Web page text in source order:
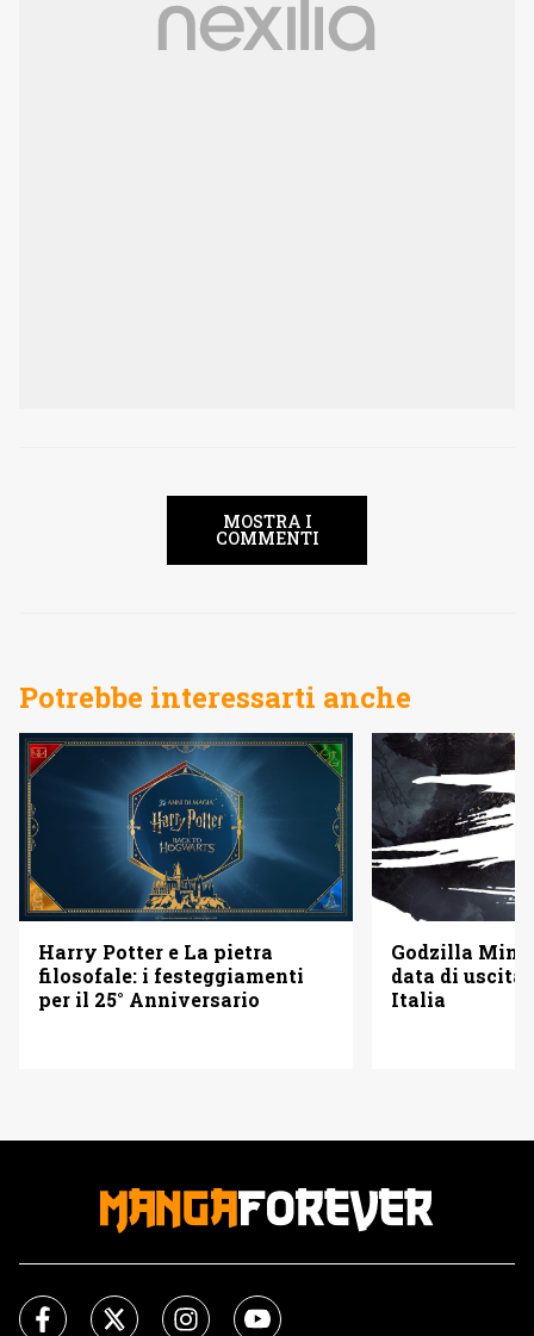
MOSTRA I
COMMENTI
Potrebbe interessarti anche
Harry Potter e La pietra
filosofale: i festeggiamenti
per il 25° Anniversario
Godzilla
data di uscita
Italia